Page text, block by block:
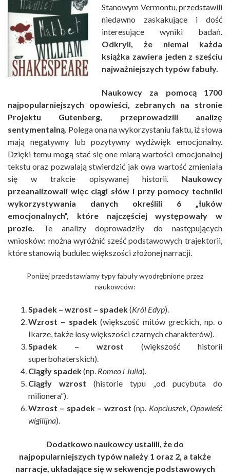
Stanowym Vermontu, przedstawili
niedawno zaskakujące i dość
interesujące wyniki badań.
Odkryli, że niemal każda
książka zawiera jeden z sześciu
najważniejszych typów fabuły.
Naukowcy za pomocą 1700
najpopularniejszych opowieści, zebranych na stronie
Projektu Gutenberg, przeprowadzili analizę
sentymentalną. Polega ona na wykorzystaniu faktu, iż słowa
mają negatywny lub pozytywny wydźwięk emocjonalny.
Dzięki temu mogą stać się one miarą wartości emocjonalnej
tekstu oraz pozwalają stwierdzić jak owa wartość zmieniała
się w trakcie opisywanej historii. Naukowcy
przeanalizowali więc ciągi słów i przy pomocy techniki
wykorzystywania danych określili 6 „łuków
emocjonalnych”, które najczęściej występowały w
prozie. Te analizy doprowadziły do następujących
wniosków: można wyróżnić sześć podstawowych trajektorii,
które stanowią budulec większości złożonej narracji.
Poniżej przedstawiamy typy fabuły wyodrębnione przez
naukowców:
Spadek – wzrost – spadek(Król Edyp).
Wzrost – spadek(większość mitów greckich, np. o
Ikarze, także losy większości czarnych charakterów).
Spadek – wzrost (większość historii
superbohaterskich).
Ciągły spadek(np. Romeo i Julia).
Ciągły wzrost (historie typu „od pucybuta do
milionera”).
Wzrost – spadek – wzrost (np. Kopciuszek,Opowieść
wigilijna).
Dodatkowo naukowcy ustalili, że do
najpopularniejszych typów należy 1 oraz 2, a także
narracje, układające się w sekwencje podstawowych